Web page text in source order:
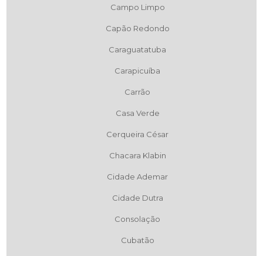
Campo Limpo
Capão Redondo
Caraguatatuba
Carapicuíba
Carrão
Casa Verde
Cerqueira César
Chacara Klabin
Cidade Ademar
Cidade Dutra
Consolação
Cubatão